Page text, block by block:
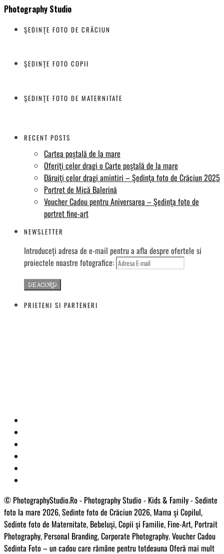
Photography Studio
ŞEDINŢE FOTO DE CRĂCIUN
ŞEDINŢE FOTO COPII
ŞEDINŢE FOTO DE MATERNITATE
RECENT POSTS
Cartea poștală de la mare
Oferiţi celor dragi o Carte poştală de la mare
Đăruiţi celor dragi amintiri – Şedinţa foto de Crăciun 2025
Portret de Mică Balerină
Voucher Cadou pentru Aniversarea – Şedinţa foto de
portret fine-art
NEWSLETTER
Introduceți adresa de e-mail pentru a afla despre ofertele si
proiectele noastre fotografice:
PRIETENI SI PARTENERI
© PhotographyStudio.Ro - Photography Studio - Kids & Family - Sedinte
foto la mare 2026, Sedinte foto de Crăciun 2026, Mama şi Copilul,
Sedinte foto de Maternitate, Bebeluşi, Copii şi Familie, Fine-Art, Portrait
Photography, Personal Branding, Corporate Photography. Voucher Cadou
Sedinta Foto – un cadou care rămâne pentru totdeauna Oferă mai mult